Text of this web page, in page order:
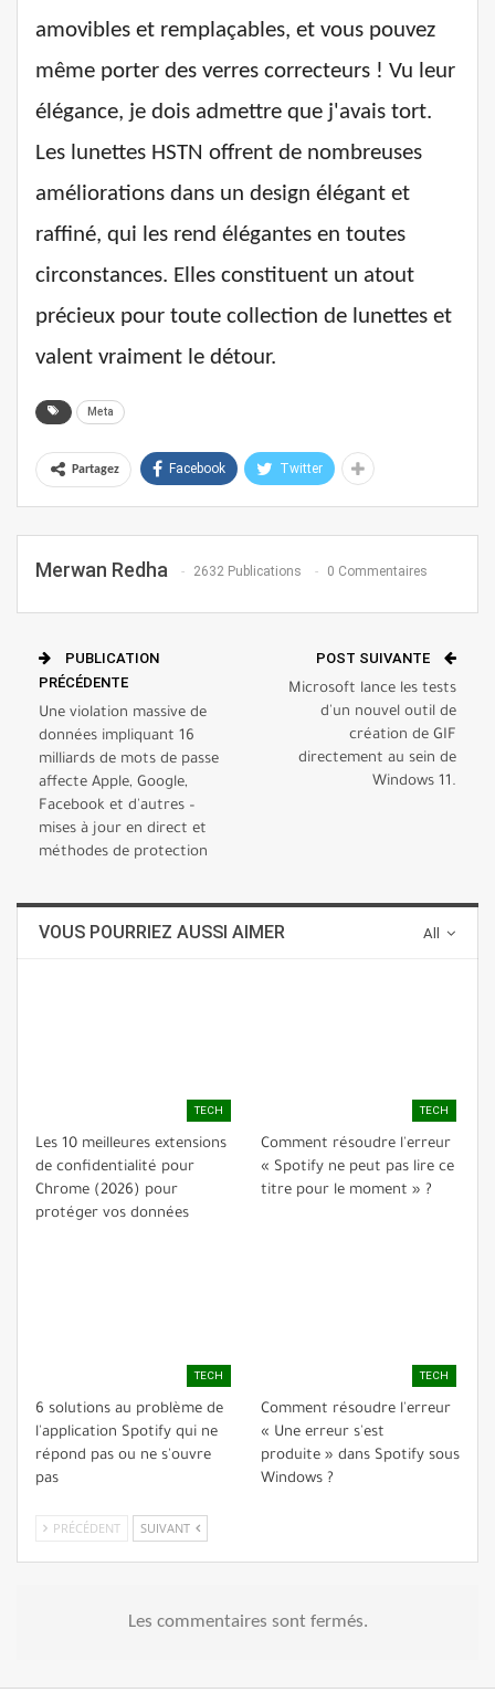
amovibles et remplaçables, et vous pouvez
même porter des verres correcteurs ! Vu leur
élégance, je dois admettre que j'avais tort.
Les lunettes HSTN offrent de nombreuses
améliorations dans un design élégant et
raffiné, qui les rend élégantes en toutes
circonstances. Elles constituent un atout
précieux pour toute collection de lunettes et
valent vraiment le détour.
Meta
Partagez Facebook Twitter
Merwan Redha 2632 Publications 0 Commentaires
PUBLICATION
PRÉCÉDENTE
Une violation massive de
données impliquant 16
milliards de mots de passe
affecte Apple, Google,
Facebook et d'autres –
mises à jour en direct et
méthodes de protection
POST SUIVANTE
Microsoft lance les tests
d'un nouvel outil de
création de GIF
directement au sein de
Windows 11.
All
VOUS POURRIEZ AUSSI AIMER
TECH
Les 10 meilleures extensions
de confidentialité pour
Chrome (2026) pour
protéger vos données
TECH
Comment résoudre l'erreur
« Spotify ne peut pas lire ce
titre pour le moment » ?
TECH
6 solutions au problème de
l'application Spotify qui ne
répond pas ou ne s'ouvre
pas
TECH
Comment résoudre l'erreur
« Une erreur s'est
produite » dans Spotify sous
Windows ?
PRÉCÉDENT SUIVANT
Les commentaires sont fermés.